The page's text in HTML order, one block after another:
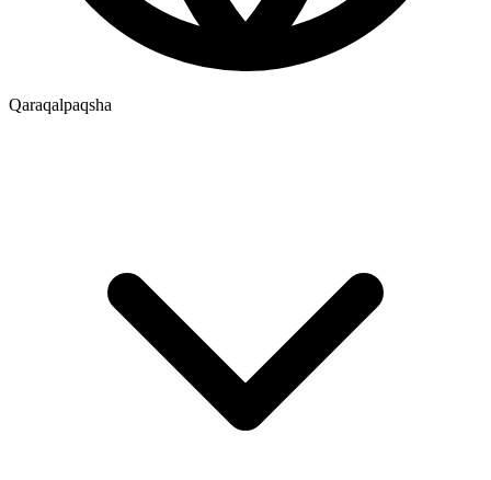
Qaraqalpaqsha